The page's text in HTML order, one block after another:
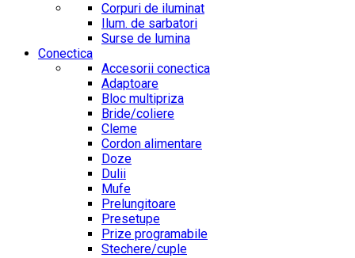
Corpuri de iluminat
Ilum. de sarbatori
Surse de lumina
Conectica
Accesorii conectica
Adaptoare
Bloc multipriza
Bride/coliere
Cleme
Cordon alimentare
Doze
Dulii
Mufe
Prelungitoare
Presetupe
Prize programabile
Stechere/cuple